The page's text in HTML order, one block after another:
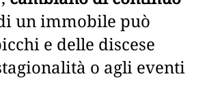
un immobile può
e delle discese
o agli eventi